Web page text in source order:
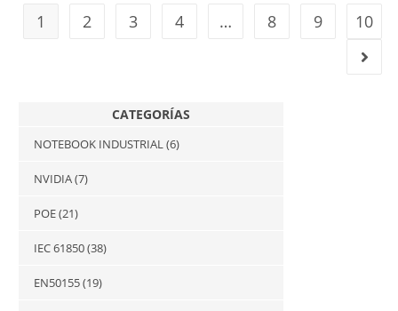
1 2 3 4 … 8 9 10
CATEGORÍAS
NOTEBOOK INDUSTRIAL (6)
NVIDIA(7)
POE(21)
IEC 61850(38)
EN50155(19)